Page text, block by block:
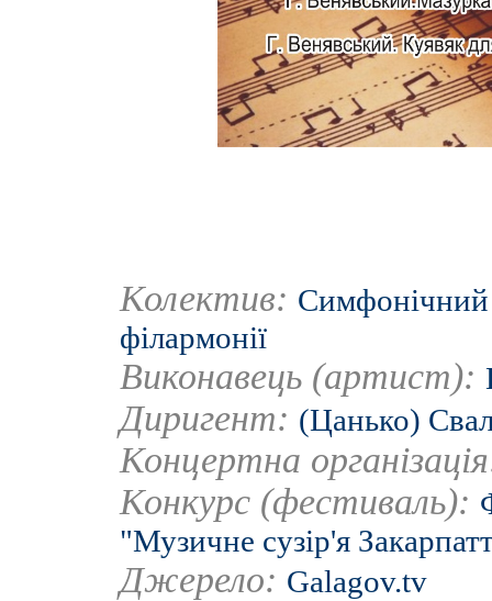
Колектив: Симфонічний
філармонії
Виконавець (артист):
Диригент: (Цанько)
Концертна
Конкурс (фестиваль):
"Музичне сузір'я
Джерело: Galagov.tv